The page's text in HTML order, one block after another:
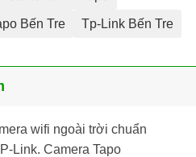
Bến Tre Tp-Link Bến Tre
wifi ngoài trời chuẩn
Link. Camera Tapo